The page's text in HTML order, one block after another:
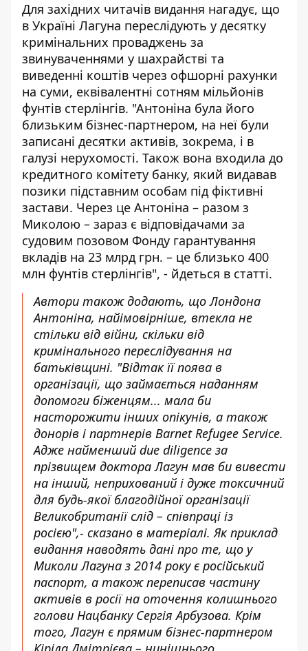
Для західних читачів видання нагадує, що
в Україні Лагуна переслідують у десятку
кримінальних проваджень за
звинуваченнями у шахрайстві та
виведенні коштів через офшорні рахунки
на суми, еквівалентні сотням мільйонів
фунтів стерлінгів. "Антоніна була його
близьким бізнес-партнером, на неї були
записані десятки активів, зокрема, і в
галузі нерухомості. Також вона входила до
кредитного комітету банку, який видавав
позики підставним особам під фіктивні
застави. Через це Антоніна – разом з
Миколою – зараз є відповідачами за
судовим позовом Фонду гарантування
вкладів на 23 млрд грн. – це близько 400
млн фунтів стерлінгів", - йдеться в статті.
Автори також додають, що Лондона
Антоніна, найімовірніше, втекла не
стільки від війни, скільки від
кримінального переслідування на
батьківщині. "Відтак її поява в
організації, що займається наданням
допомоги біженцям... мала би
насторожити інших опікунів, а також
донорів і партнерів Barnet Refugee Service.
Адже найменший due diligence за
прізвищем доктора Лагун мав би вивести
на інший, неприхований і дуже токсичний
для будь-якої благодійної організації
Великобританії слід – співпраці із
росією",- сказано в матеріалі. Як приклад
видання наводять дані про те, що у
Миколи Лагуна з 2014 року є російський
паспорт, а також переписав частину
активів в росії на оточення колишнього
голови Нацбанку Сергія Арбузова. Крім
того, Лагун є прямим бізнес-партнером